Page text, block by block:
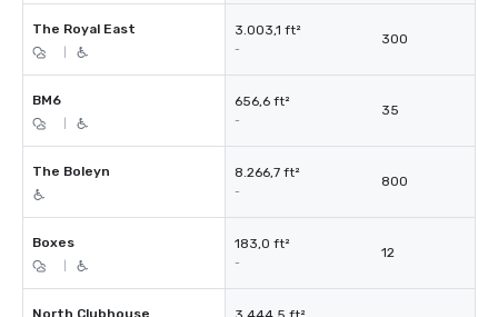
The Royal East 3.003,1 ft²
-
300
BM6 656,6 ft²
-
35
The Boleyn 8.266,7 ft²
-
800
Boxes 183,0 ft²
-
12
North Clubhouse